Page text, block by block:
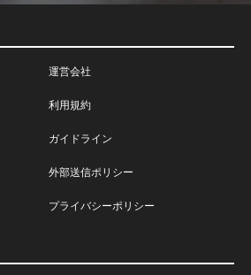
運営会社
利用規約
ガイドライン
外部送信ポリシー
プライバシーポリシー